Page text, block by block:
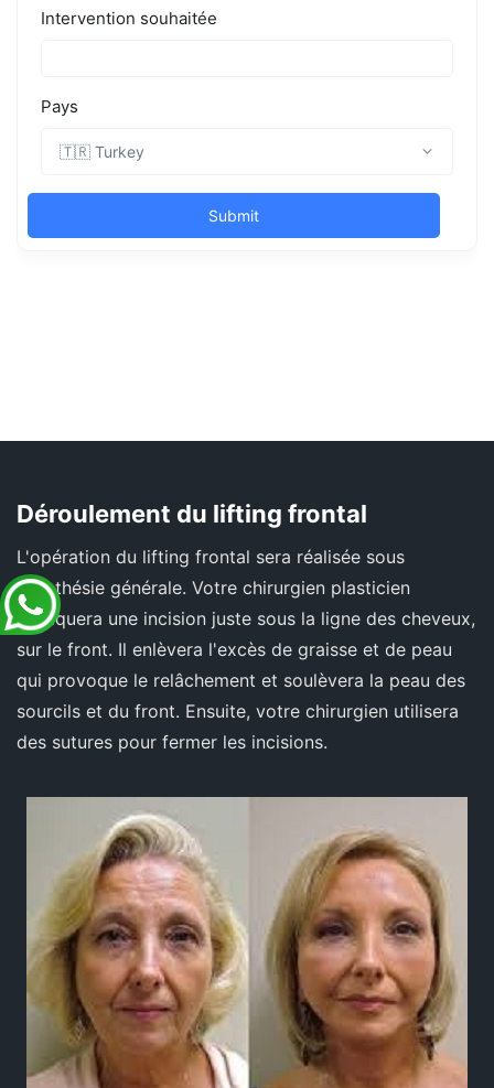
Déroulement du lifting frontal
L'opération du lifting frontal sera réalisée sous
anesthésie générale. Votre chirurgien plasticien
pratiquera une incision juste sous la ligne des cheveux,
sur le front. Il enlèvera l'excès de graisse et de peau
qui provoque le relâchement et soulèvera la peau des
sourcils et du front. Ensuite, votre chirurgien utilisera
des sutures pour fermer les incisions.